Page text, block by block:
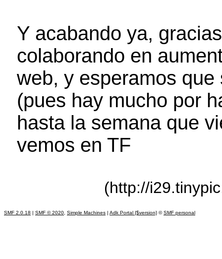
Y acabando ya,
colaborando en
web, y esperamos
(pues hay mucho por
hasta la semana que
vemos en TF
(http://
SMF 2.0.18 | SMF © 2020 Simple Machines | Adk Portal {$version}©SMF personal